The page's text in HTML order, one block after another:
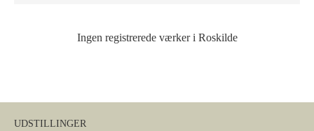
Ingen registrerede værker i Roskilde
UDSTILLINGER